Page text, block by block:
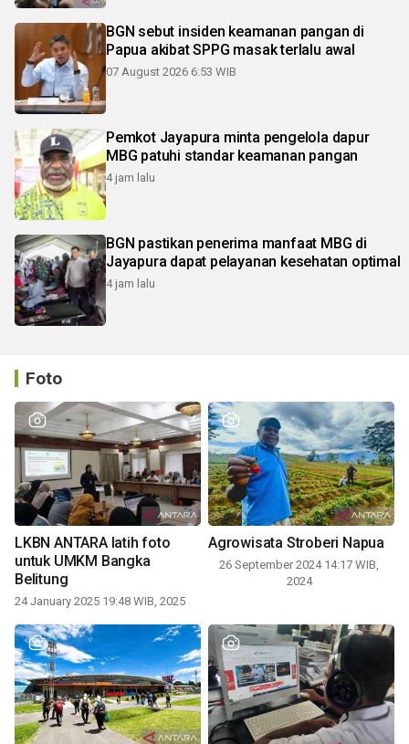
BGN sebut insiden keamanan pangan di
Papua akibat SPPG masak terlalu awal
07 August 2026 6:53 WIB
Pemkot Jayapura minta pengelola dapur
MBG patuhi standar keamanan pangan
4 jam lalu
BGN pastikan penerima manfaat MBG di
Jayapura dapat pelayanan kesehatan optimal
4 jam lalu
Foto
LKBN ANTARA latih foto
untuk UMKM Bangka
Belitung
24 January 2025 19:48 WIB, 2025
Agrowisata Stroberi Napua
26 September 2024 14:17 WIB,
2024